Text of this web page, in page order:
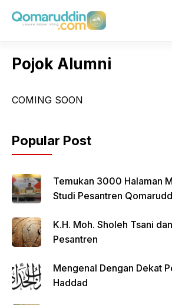
Pojok Alumni
COMING SOON
Popular Post
Temukan 3000 Halaman
Studi Pesantren
K.H. Moh. Sholeh Tsani
Pesantren
Mengenal Dengan Dekat
Haddad